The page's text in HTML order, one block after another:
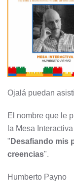
Ojalá puedan
El nombre que le
la Mesa
" Desafiando mis
creencias".
Humberto Payno